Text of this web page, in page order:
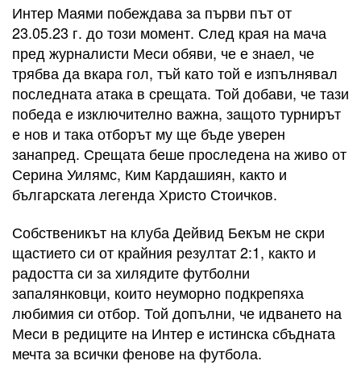
Интер Маями побеждава за първи път от
23.05.23 г. до този момент. След края на мача
пред журналисти Меси обяви, че е знаел, че
трябва да вкара гол, тъй като той е изпълнявал
последната атака в срещата. Той добави, че тази
победа е изключително важна, защото турнирът
е нов и така отборът му ще бъде уверен
занапред. Срещата беше проследена на живо от
Серина Уилямс, Ким Кардашиян, както и
българската легенда Христо Стоичков.
Собственикът на клуба Дейвид Бекъм не скри
щастието си от крайния резултат 2:1, както и
радостта си за хилядите футболни
запалянковци, които неуморно подкрепяха
любимия си отбор. Той допълни, че идването на
Меси в редиците на Интер е истинска сбъдната
мечта за всички фенове на футбола.